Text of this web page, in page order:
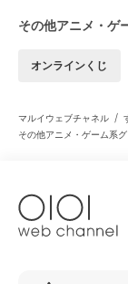
その他アニメ・ゲ
オンラインくじ
マルイウェブチャネル /
その他アニメ・ゲーム系